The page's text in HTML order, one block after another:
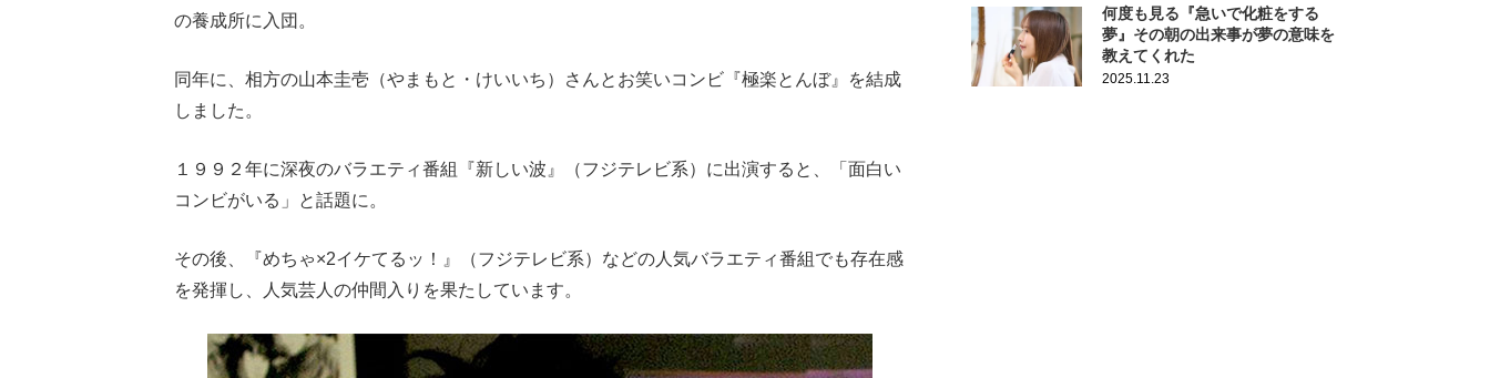
の養成所に入団。
同年に、相方の山本圭壱（やまもと・けいいち）さんとお笑いコンビ『極楽とんぼ』を結成
しました。
１９９２年に深夜のバラエティ番組『新しい波』（フジテレビ系）に出演すると、「面白い
コンビがいる」と話題に。
その後、『めちゃ×2イケてるッ！』（フジテレビ系）などの人気バラエティ番組でも存在感
を発揮し、人気芸人の仲間入りを果たしています。
何度も見る『急いで化粧をする
夢』その朝の出来事が夢の意味を
教えてくれた
2025.11.23